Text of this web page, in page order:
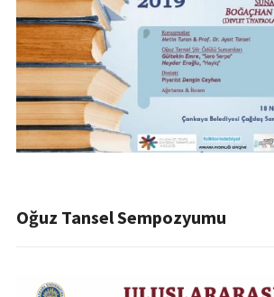
Oğuz Tansel Sempozyumu